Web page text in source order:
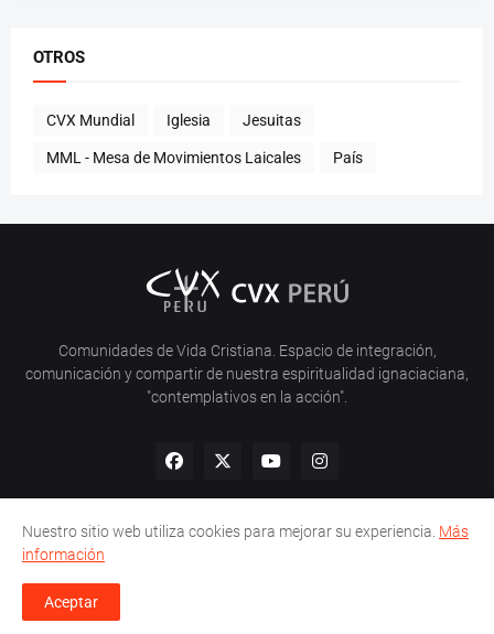
OTROS
CVX Mundial Iglesia Jesuitas
MML - Mesa de Movimientos Laicales País
Comunidades de Vida Cristiana. Espacio de integración,
comunicación y compartir de nuestra espiritualidad ignaciaciana,
"contemplativos en la acción".
Inicio
Nuestro sitio web utiliza cookies para mejorar su experiencia. Más
información
Aceptar